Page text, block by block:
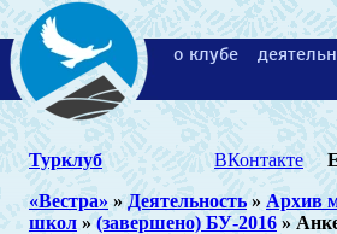
о клубе
ВКонтакте
Турклуб
«Вестра» » Деятельность » Архив
школ » (завершено) БУ-2016 »